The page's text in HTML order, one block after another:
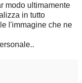
modo ultimamente
in tutto
l'immagine che ne